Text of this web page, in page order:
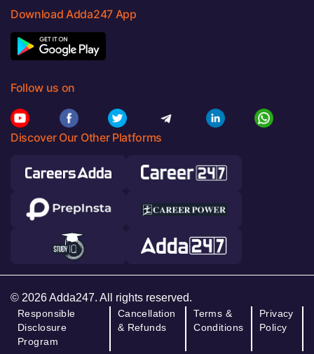
Download Adda247 App
Follow us on
Discover Our Other Platforms
© 2026 Adda247. All rights reserved.
Responsible
Disclosure
Program
Cancellation
& Refunds
Terms &
Conditions
Privacy
Policy